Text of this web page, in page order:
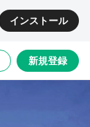
インストール
新規登録